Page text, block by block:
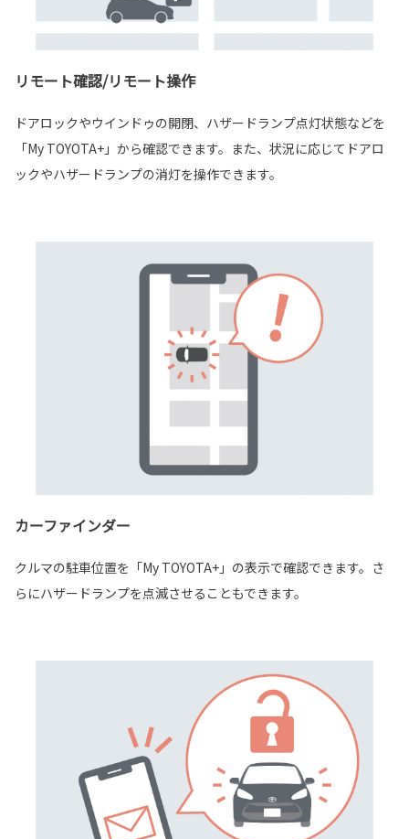
リモート確認/リモート操作
ドアロックやウインドゥの開閉、ハザードランプ点灯状態などを
「My TOYOTA+」から確認できます。また、状況に応じてドアロ
ックやハザードランプの消灯を操作できます。
カーファインダー
クルマの駐車位置を「My TOYOTA+」の表示で確認できます。さ
らにハザードランプを点滅させることもできます。